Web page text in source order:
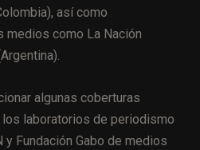
así como
medios como La Nación
algunas coberturas
laboratorios de periodismo
Fundación Gabo de medios